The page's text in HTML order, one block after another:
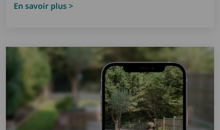
En savoir plus >